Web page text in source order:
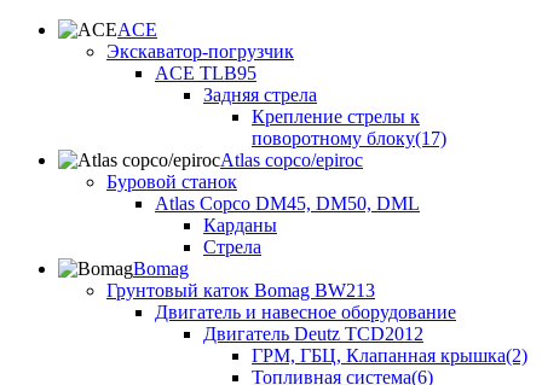
ACE
Экскаватор-погрузчик
ACE TLB95
Задняя стрела
Крепление стрелы к
поворотному блоку(17)
Atlas copco/epiroc
Буровой станок
Atlas Copco DM45, DM50, DML
Карданы
Стрела
Bomag
Грунтовый каток Bomag BW213
Двигатель и навесное оборудование
Двигатель Deutz TCD2012
ГРМ, ГБЦ, Клапанная крышка(2)
Топливная система(6)